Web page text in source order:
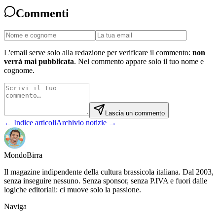
Commenti
L'email serve solo alla redazione per verificare il commento: non
verrà mai pubblicata. Nel commento appare solo il tuo nome e
cognome.
Lascia un commento
← Indice articoliArchivio notizie →
MondoBirra
Il magazine indipendente della cultura brassicola italiana. Dal 2003,
senza inseguire nessuno. Senza sponsor, senza P.IVA e fuori dalle
logiche editoriali: ci muove solo la passione.
Naviga